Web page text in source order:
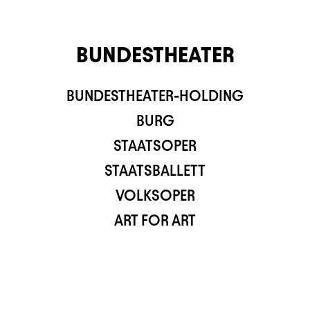
BUNDESTHEATER
BUNDESTHEATER-HOLDING
BURG
STAATSOPER
STAATSBALLETT
VOLKSOPER
ART FOR ART